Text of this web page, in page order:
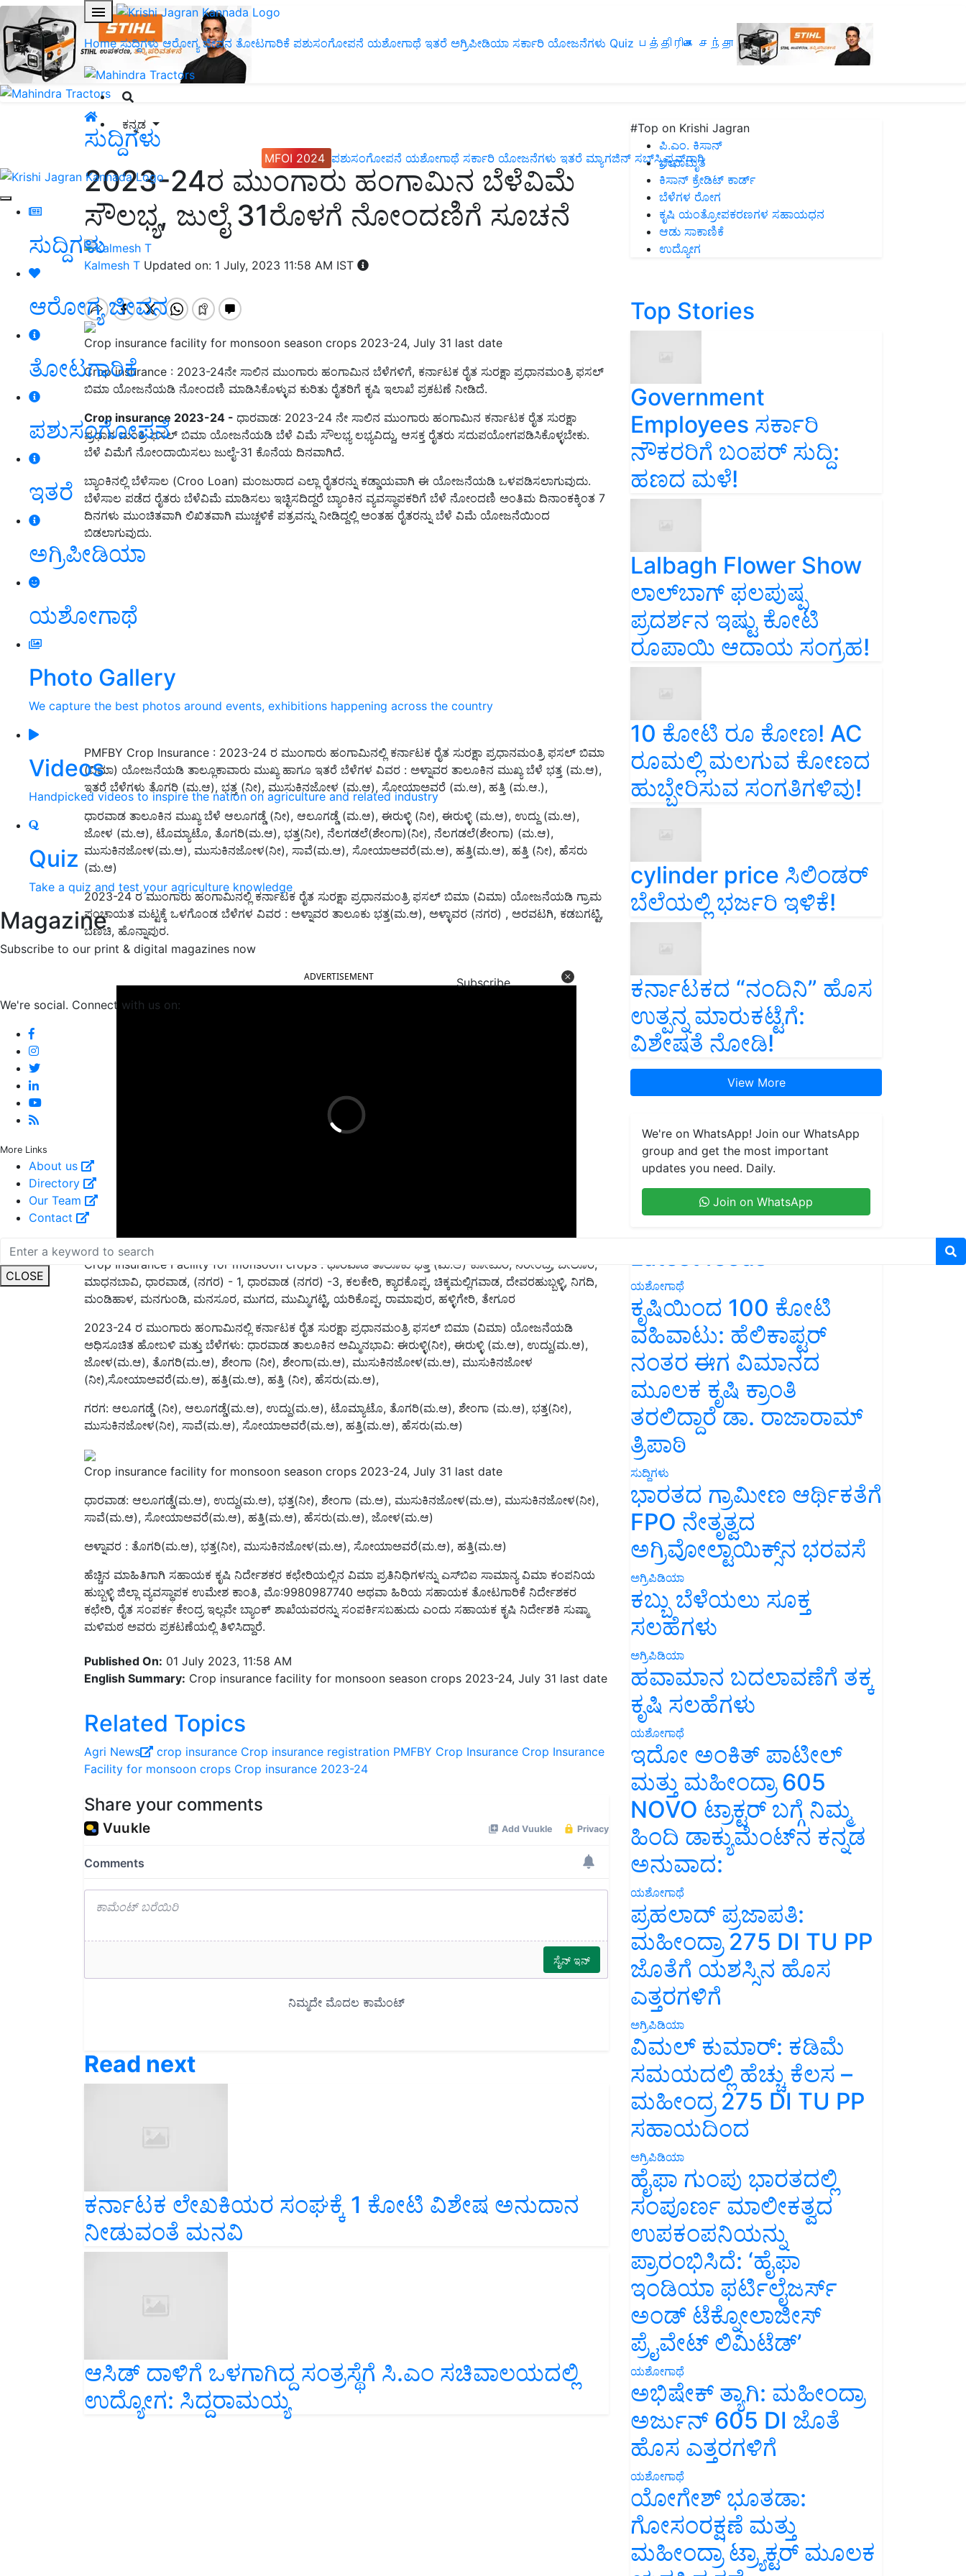
Home ಸುದ್ದಿಗಳು ಆರೋಗ್ಯ ಜೀವನ ತೋಟಗಾರಿಕೆ ಪಶುಸಂಗೋಪನೆ ಯಶೋಗಾಥೆ ಇತರೆ ಅಗ್ರಿಪೀಡಿಯಾ ಸರ್ಕಾರಿ ಯೋಜನೆಗಳು Quiz பத்திரிகை சந்தா
ಕನ್ನಡ
MFOI 2024 ಪಶುಸಂಗೋಪನೆ ಯಶೋಗಾಥೆ ಸರ್ಕಾರಿ ಯೋಜನೆಗಳು ಇತರೆ ಮ್ಯಾಗಜಿನ್‌ ಸಬ್‌ಸ್ಕ್ರಿಪ್ಷನ್‌ಗಾಗಿ
ಸುದ್ದಿಗಳು
ಆರೋಗ್ಯ ಜೀವನ
ತೋಟಗಾರಿಕೆ
ಪಶುಸಂಗೋಪನೆ
ಇತರೆ
ಅಗ್ರಿಪೀಡಿಯಾ
ಯಶೋಗಾಥೆ
Photo Gallery
We capture the best photos around events, exhibitions happening across the country
Videos
Handpicked videos to inspire the nation on agriculture and related industry
Quiz
Take a quiz and test your agriculture knowledge
Magazine
Subscribe to our print & digital magazines now
Subscribe
We're social. Connect with us on:
More Links
About us
Directory
Our Team
Contact
CLOSE
ಸುದ್ದಿಗಳು
2023-24ರ ಮುಂಗಾರು ಹಂಗಾಮಿನ ಬೆಳೆವಿಮೆ
ಸೌಲಭ್ಯ, ಜುಲೈ 31ರೊಳಗೆ ನೋಂದಣಿಗೆ ಸೂಚನೆ
Kalmesh T Updated on: 1 July, 2023 11:58 AM IST
Crop insurance facility for monsoon season crops 2023-24, July 31 last date
Crop insurance : 2023-24ನೇ ಸಾಲಿನ ಮುಂಗಾರು ಹಂಗಾಮಿನ ಬೆಳೆಗಳಿಗೆ, ಕರ್ನಾಟಕ ರೈತ ಸುರಕ್ಷಾ ಪ್ರಧಾನಮಂತ್ರಿ ಫಸಲ್
ಬಿಮಾ ಯೋಜನೆಯಡಿ ನೋಂದಣಿ ಮಾಡಿಸಿಕೊಳ್ಳುವ ಕುರಿತು ರೈತರಿಗೆ ಕೃಷಿ ಇಲಾಖೆ ಪ್ರಕಟಣೆ ನೀಡಿದೆ.
Crop insurance 2023-24 - ಧಾರವಾಡ: 2023-24 ನೇ ಸಾಲಿನ ಮುಂಗಾರು ಹಂಗಾಮಿನ ಕರ್ನಾಟಕ ರೈತ ಸುರಕ್ಷಾ
ಪ್ರಧಾನ ಮಂತ್ರಿ ಫಸಲ್ ಬಿಮಾ ಯೋಜನೆಯಡಿ ಬೆಳೆ ವಿಮೆ ಸೌಲಭ್ಯ ಲಭ್ಯವಿದ್ದು, ಆಸಕ್ತ ರೈತರು ಸದುಪಯೋಗಪಡಿಸಿಕೊಳ್ಳಬೇಕು.
ಬೆಳೆ ವಿಮೆಗೆ ನೋಂದಾಯಿಸಲು ಜುಲೈ-31 ಕೊನೆಯ ದಿನವಾಗಿದೆ.
ಬ್ಯಾಂಕಿನಲ್ಲಿ ಬೆಳೆಸಾಲ (Croo Loan) ಮಂಜುರಾದ ಎಲ್ಲಾ ರೈತರನ್ನು ಕಡ್ಡಾಯವಾಗಿ ಈ ಯೋಜನೆಯಡಿ ಒಳಪಡಿಸಲಾಗುವುದು.
ಬೆಳೆಸಾಲ ಪಡೆದ ರೈತರು ಬೆಳೆವಿಮೆ ಮಾಡಿಸಲು ಇಚ್ಛಿಸದಿದ್ದರೆ ಬ್ಯಾಂಕಿನ ವ್ಯವಸ್ಥಾಪಕರಿಗೆ ಬೆಳೆ ನೋಂದಣಿ ಅಂತಿಮ ದಿನಾಂಕಕ್ಕಿಂತ 7
ದಿನಗಳು ಮುಂಚಿತವಾಗಿ ಲಿಖಿತವಾಗಿ ಮುಚ್ಚಳಿಕೆ ಪತ್ರವನ್ನು ನೀಡಿದ್ದಲ್ಲಿ ಅಂತಹ ರೈತರನ್ನು ಬೆಳೆ ವಿಮೆ ಯೋಜನೆಯಿಂದ
ಬಿಡಲಾಗುವುದು.
PMFBY Crop Insurance : 2023-24 ರ ಮುಂಗಾರು ಹಂಗಾಮಿನಲ್ಲಿ ಕರ್ನಾಟಕ ರೈತ ಸುರಕ್ಷಾ ಪ್ರಧಾನಮಂತ್ರಿ ಫಸಲ್ ಬಿಮಾ
(ವಿಮಾ) ಯೋಜನೆಯಡಿ ತಾಲ್ಲೂಕಾವಾರು ಮುಖ್ಯ ಹಾಗೂ ಇತರೆ ಬೆಳೆಗಳ ವಿವರ : ಅಳ್ನಾವರ ತಾಲೂಕಿನ ಮುಖ್ಯ ಬೆಳೆ ಭತ್ತ (ಮ.ಆ),
ಇತರೆ ಬೆಳೆಗಳು ತೊಗರಿ (ಮ.ಆ), ಭತ್ತ (ನೀ), ಮುಸುಕಿನಜೋಳ (ಮ.ಆ), ಸೋಯಾಅವರೆ (ಮ.ಆ), ಹತ್ತಿ (ಮ.ಆ.),
ಧಾರವಾಡ ತಾಲೂಕಿನ ಮುಖ್ಯ ಬೆಳೆ ಆಲೂಗಡ್ಡೆ (ನೀ), ಆಲೂಗಡ್ಡೆ (ಮ.ಆ), ಈರುಳ್ಳಿ (ನೀ), ಈರುಳ್ಳಿ (ಮ.ಆ), ಉದ್ದು (ಮ.ಆ),
ಜೋಳ (ಮ.ಆ), ಟೊಮ್ಯಾಟೊ, ತೊಗರಿ(ಮ.ಆ), ಭತ್ತ(ನೀ), ನೆಲಗಡಲೆ(ಶೇಂಗಾ)(ನೀ), ನೆಲಗಡಲೆ(ಶೇಂಗಾ) (ಮ.ಆ),
ಮುಸುಕಿನಜೋಳ(ಮ.ಆ), ಮುಸುಕಿನಜೋಳ(ನೀ), ಸಾವೆ(ಮ.ಆ), ಸೋಯಾಅವರೆ(ಮ.ಆ), ಹತ್ತಿ(ಮ.ಆ), ಹತ್ತಿ (ನೀ), ಹೆಸರು
(ಮ.ಆ)
2023-24 ರ ಮುಂಗಾರು ಹಂಗಾಮಿನಲ್ಲಿ ಕರ್ನಾಟಕ ರೈತ ಸುರಕ್ಷಾ ಪ್ರಧಾನಮಂತ್ರಿ ಫಸಲ್ ಬಿಮಾ (ವಿಮಾ) ಯೋಜನೆಯಡಿ ಗ್ರಾಮ
ಪಂಚಾಯತ ಮಟ್ಟಕ್ಕೆ ಒಳಗೊಂಡ ಬೆಳೆಗಳ ವಿವರ : ಅಳ್ನಾವರ ತಾಲೂಕು ಭತ್ತ(ಮ.ಆ), ಅಳ್ಳಾವರ (ನಗರ) , ಅರವಟಗಿ, ಕಡಬಗಟ್ಟಿ,
ಬೆಣಚಿ, ಹೊನ್ನಾಪುರ.
Crop Insurance Facility for monsoon crops
ಮಾಧನಬಾವಿ, ಧಾರವಾಡ, (ನಗರ) - 1, ಧಾರವಾಡ (ನಗರ) -3, ಕಲಕೇರಿ, ಕ್ಯಾರಕೊಪ್ಪ, ಚಿಕ್ಕಮಲ್ಲಿಗವಾಡ, ದೇವರಹುಬ್ಬಳ್ಳಿ, ನಿಗದಿ,
ಮಂಡಿಹಾಳ, ಮನಗುಂಡಿ, ಮನಸೂರ, ಮುಗದ, ಮುಮ್ಮಿಗಟ್ಟಿ, ಯರಿಕೊಪ್ಪ, ರಾಮಾಪುರ, ಹಳ್ಳಿಗೇರಿ, ತೇಗೂರ
2023-24 ರ ಮುಂಗಾರು ಹಂಗಾಮಿನಲ್ಲಿ ಕರ್ನಾಟಕ ರೈತ ಸುರಕ್ಷಾ ಪ್ರಧಾನಮಂತ್ರಿ ಫಸಲ್ ಬಿಮಾ (ವಿಮಾ) ಯೋಜನೆಯಡಿ
ಅಧಿಸೂಚಿತ ಹೋಬಳಿ ಮತ್ತು ಬೆಳೆಗಳು: ಧಾರವಾಡ ತಾಲೂಕಿನ ಅಮ್ಮಿನಭಾವಿ: ಈರುಳ್ಳಿ(ನೀ), ಈರುಳ್ಳಿ (ಮ.ಆ), ಉದ್ದು(ಮ.ಆ),
ಜೋಳ(ಮ.ಆ), ತೊಗರಿ(ಮ.ಆ), ಶೇಂಗಾ (ನೀ), ಶೇಂಗಾ(ಮ.ಆ), ಮುಸುಕಿನಜೋಳ(ಮ.ಆ), ಮುಸುಕಿನಜೋಳ
(ನೀ),ಸೋಯಾಅವರೆ(ಮ.ಆ), ಹತ್ತಿ(ಮ.ಆ), ಹತ್ತಿ (ನೀ), ಹೆಸರು(ಮ.ಆ),
ಗರಗ: ಆಲೂಗಡ್ಡೆ (ನೀ), ಆಲೂಗಡ್ಡೆ(ಮ.ಆ), ಉದ್ದು(ಮ.ಆ), ಟೊಮ್ಯಾಟೊ, ತೊಗರಿ(ಮ.ಆ), ಶೇಂಗಾ (ಮ.ಆ), ಭತ್ತ(ನೀ),
ಮುಸುಕಿನಜೋಳ(ನೀ), ಸಾವೆ(ಮ.ಆ), ಸೋಯಾಅವರೆ(ಮ.ಆ), ಹತ್ತಿ(ಮ.ಆ), ಹೆಸರು(ಮ.ಆ)
Crop insurance facility for monsoon season crops 2023-24, July 31 last date
ಧಾರವಾಡ: ಆಲೂಗಡ್ಡೆ(ಮ.ಆ), ಉದ್ದು(ಮ.ಆ), ಭತ್ತ(ನೀ), ಶೇಂಗಾ (ಮ.ಆ), ಮುಸುಕಿನಜೋಳ(ಮ.ಆ), ಮುಸುಕಿನಜೋಳ(ನೀ),
ಸಾವೆ(ಮ.ಆ), ಸೋಯಾಅವರೆ(ಮ.ಆ), ಹತ್ತಿ(ಮ.ಆ), ಹೆಸರು(ಮ.ಆ), ಜೋಳ(ಮ.ಆ)
ಅಳ್ನಾವರ : ತೊಗರಿ(ಮ.ಆ), ಭತ್ತ(ನೀ), ಮುಸುಕಿನಜೋಳ(ಮ.ಆ), ಸೋಯಾಅವರೆ(ಮ.ಆ), ಹತ್ತಿ(ಮ.ಆ)
ಹೆಚ್ಚಿನ ಮಾಹಿತಿಗಾಗಿ ಸಹಾಯಕ ಕೃಷಿ ನಿರ್ದೇಶಕರ ಕಛೇರಿಯಲ್ಲಿನ ವಿಮಾ ಪ್ರತಿನಿಧಿಗಳನ್ನು ಎಸ್‍ಬಿಐ ಸಾಮಾನ್ಯ ವಿಮಾ ಕಂಪನಿಯ
ಹುಬ್ಬಳ್ಳಿ ಜಿಲ್ಲಾ ವ್ಯವಸ್ಥಾಪಕ ಉಮೇಶ ಕಾಂತಿ, ಮೊ:9980987740 ಅಥವಾ ಹಿರಿಯ ಸಹಾಯಕ ತೋಟಗಾರಿಕೆ ನಿರ್ದೇಶಕರ
ಕಛೇರಿ, ರೈತ ಸಂಪರ್ಕ ಕೇಂದ್ರ ಇಲ್ಲವೇ ಬ್ಯಾಂಕ್ ಶಾಖೆಯವರನ್ನು ಸಂಪರ್ಕಿಸಬಹುದು ಎಂದು ಸಹಾಯಕ ಕೃಷಿ ನಿರ್ದೇಶಕಿ ಸುಷ್ಮಾ
ಮಳಿಮಠ ಅವರು ಪ್ರಕಟಣೆಯಲ್ಲಿ ತಿಳಿಸಿದ್ದಾರೆ.
English Summary:Crop insurance facility for monsoon season crops 2023-24, July 31 last date
Related Topics
Agri News crop insurance Crop insurance registration
Facility for monsoon crops Crop insurance 2023-24
ಕರ್ನಾಟಕ ಲೇಖಕಿಯರ ಸಂಘಕ್ಕೆ 1 ಕೋಟಿ ವಿಶೇಷ ಅನುದಾನ
ನೀಡುವಂತೆ ಮನವಿ
ಆಸಿಡ್‌ ದಾಳಿಗೆ ಒಳಗಾಗಿದ್ದ ಸಂತ್ರಸ್ಥೆಗೆ ಸಿ.ಎಂ ಸಚಿವಾಲಯದಲ್ಲಿ
ಉದ್ಯೋಗ: ಸಿದ್ದರಾಮಯ್ಯ
#Top on Krishi Jagran
ಪಿ.ಎಂ. ಕಿಸಾನ್
ಜೀವಾಮೃತ
ಕಿಸಾನ್ ಕ್ರೇಡಿಟ್ ಕಾರ್ಡ್
ಬೆಳೆಗಳ ರೋಗ
ಕೃಷಿ ಯಂತ್ರೋಪಕರಣಗಳ ಸಹಾಯಧನ
ಆಡು ಸಾಕಾಣಿಕೆ
ಉದ್ಯೋಗ
Top Stories
Government
Employees ಸರ್ಕಾರಿ
ನೌಕರರಿಗೆ ಬಂಪರ್‌ ಸುದ್ದಿ:
ಹಣದ ಮಳೆ!
Lalbagh Flower Show
ಲಾಲ್‌ಬಾಗ್ ಫಲಪುಷ್ಪ
ಪ್ರದರ್ಶನ ಇಷ್ಟು ಕೋಟಿ
ರೂಪಾಯಿ ಆದಾಯ ಸಂಗ್ರಹ!
10 ಕೋಟಿ ರೂ ಕೋಣ! AC
ರೂಮಲ್ಲಿ ಮಲಗುವ ಕೋಣದ
ಹುಬ್ಬೇರಿಸುವ ಸಂಗತಿಗಳಿವು!
cylinder price ಸಿಲಿಂಡರ್‌
ಬೆಲೆಯಲ್ಲಿ ಭರ್ಜರಿ ಇಳಿಕೆ!
ಕರ್ನಾಟಕದ “ನಂದಿನಿ” ಹೊಸ
ಉತ್ಪನ್ನ ಮಾರುಕಟ್ಟೆಗೆ:
ವಿಶೇಷತೆ ನೋಡಿ!
View More
We're on WhatsApp! Join our WhatsApp
group and get the most important
updates you need. Daily.
Join on WhatsApp
Latest feeds
ಯಶೋಗಾಥೆ
ಕೃಷಿಯಿಂದ 100 ಕೋಟಿ
ವಹಿವಾಟು: ಹೆಲಿಕಾಪ್ಟರ್
ನಂತರ ಈಗ ವಿಮಾನದ
ಮೂಲಕ ಕೃಷಿ ಕ್ರಾಂತಿ
ತರಲಿದ್ದಾರೆ ಡಾ. ರಾಜಾರಾಮ್
ತ್ರಿಪಾಠಿ
ಸುದ್ದಿಗಳು
ಭಾರತದ ಗ್ರಾಮೀಣ ಆರ್ಥಿಕತೆಗೆ
FPO ನೇತೃತ್ವದ
ಅಗ್ರಿವೋಲ್ಟಾಯಿಕ್ಸ್‌ನ ಭರವಸೆ
ಅಗ್ರಿಪಿಡಿಯಾ
ಕಬ್ಬು ಬೆಳೆಯಲು ಸೂಕ್ತ
ಸಲಹೆಗಳು
ಅಗ್ರಿಪಿಡಿಯಾ
ಹವಾಮಾನ ಬದಲಾವಣೆಗೆ ತಕ್ಕ
ಕೃಷಿ ಸಲಹೆಗಳು
ಯಶೋಗಾಥೆ
ಇದೋ ಅಂಕಿತ್ ಪಾಟೀಲ್
ಮತ್ತು ಮಹೀಂದ್ರಾ 605
NOVO ಟ್ರಾಕ್ಟರ್ ಬಗ್ಗೆ ನಿಮ್ಮ
ಹಿಂದಿ ಡಾಕ್ಯುಮೆಂಟ್‌ನ ಕನ್ನಡ
ಅನುವಾದ:
ಯಶೋಗಾಥೆ
ಪ್ರಹಲಾದ್ ಪ್ರಜಾಪತಿ:
ಮಹೀಂದ್ರಾ 275 DI TU PP
ಜೊತೆಗೆ ಯಶಸ್ಸಿನ ಹೊಸ
ಎತ್ತರಗಳಿಗೆ
ಅಗ್ರಿಪಿಡಿಯಾ
ವಿಮಲ್ ಕುಮಾರ್: ಕಡಿಮೆ
ಸಮಯದಲ್ಲಿ ಹೆಚ್ಚು ಕೆಲಸ –
ಮಹೀಂದ್ರ 275 DI TU PP
ಸಹಾಯದಿಂದ
ಅಗ್ರಿಪಿಡಿಯಾ
ಹೈಫಾ ಗುಂಪು ಭಾರತದಲ್ಲಿ
ಸಂಪೂರ್ಣ ಮಾಲೀಕತ್ವದ
ಉಪಕಂಪನಿಯನ್ನು
ಪ್ರಾರಂಭಿಸಿದೆ: ‘ಹೈಫಾ
ಇಂಡಿಯಾ ಫರ್ಟಿಲೈಜರ್ಸ್
ಅಂಡ್ ಟೆಕ್ನೋಲಾಜೀಸ್
ಪ್ರೈವೇಟ್ ಲಿಮಿಟೆಡ್’
ಯಶೋಗಾಥೆ
ಅಭಿಷೇಕ್ ತ್ಯಾಗಿ: ಮಹೀಂದ್ರಾ
ಅರ್ಜುನ್ 605 DI ಜೊತೆ
ಹೊಸ ಎತ್ತರಗಳಿಗೆ
ಯಶೋಗಾಥೆ
ಯೋಗೇಶ್ ಭೂತಡಾ:
ಗೋಸಂರಕ್ಷಣೆ ಮತ್ತು
ಮಹೀಂದ್ರಾ ಟ್ರ್ಯಾಕ್ಟರ್ ಮೂಲಕ